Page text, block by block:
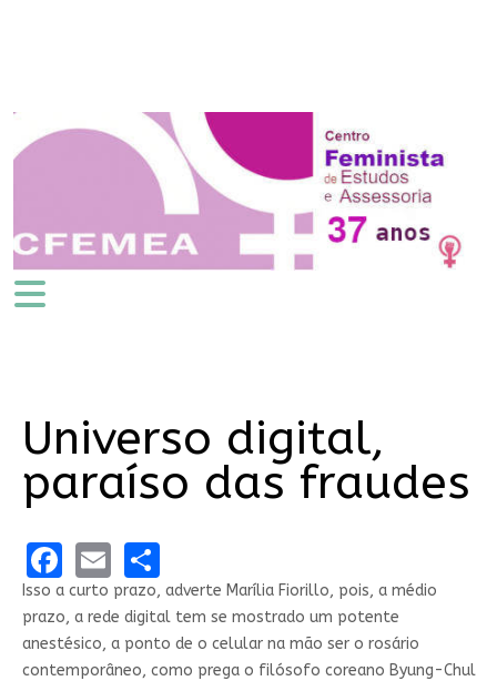
Universo digital,
paraíso das fraudes
Facebook
EmailShare
Isso a curto prazo, adverte Marília Fiorillo, pois, a médio
prazo, a rede digital tem se mostrado um potente
anestésico, a ponto de o celular na mão ser o rosário
contemporâneo, como prega o filósofo coreano Byung-Chul